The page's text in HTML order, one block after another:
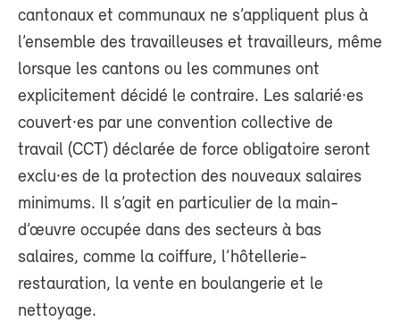
cantonaux et communaux ne s’appliquent plus à
l’ensemble des travailleuses et travailleurs, même
lorsque les cantons ou les communes ont
explicitement décidé le contraire. Les salarié·es
couvert·es par une convention collective de
travail (CCT) déclarée de force obligatoire seront
exclu·es de la protection des nouveaux salaires
minimums. Il s’agit en particulier de la main-
d’œuvre occupée dans des secteurs à bas
salaires, comme la coiffure, l’hôtellerie-
restauration, la vente en boulangerie et le
nettoyage.